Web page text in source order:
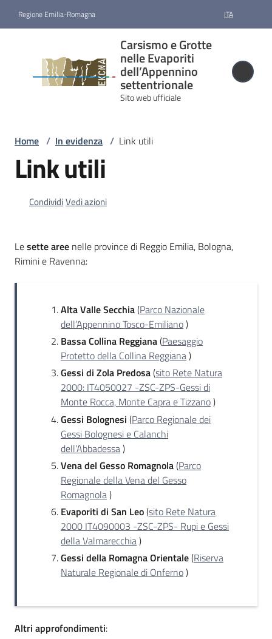
Regione Emilia-Romagna ITA
Carsismo e Grotte
nelle Evaporiti
dell’Appennino
settentrionale
Sito web ufficiale
Carsismo e
Grotte nelle
Evaporiti
dell’Appennino
settentrionale
Candidatura
e
riconoscimento
Cartografia
Home / In evidenza / Link utili
Link utili
CondividiVedi azioni
Lesette aree nelle province di Reggio Emilia, Bologna,
Rimini e Ravenna:
Alta Valle Secchia(Parco Nazionale
dell’Appennino Tosco-Emiliano)
Bassa Collina Reggiana(Paesaggio
Protetto della Collina Reggiana)
Gessi di Zola Predosa(sito Rete Natura
2000: IT4050027 -ZSC-ZPS-Gessi di
Monte Rocca, Monte Capra e Tizzano)
Gessi Bolognesi (Parco Regionale dei
Gessi Bolognesi e Calanchi
dell’Abbadessa)
Vena del Gesso Romagnola(Parco
Regionale della Vena del Gesso
Romagnola)
Evaporiti di San Leo(sito Rete Natura
2000 IT4090003 -ZSC-ZPS- Rupi e Gessi
della Valmarecchia)
Gessi della Romagna Orientale(Riserva
Naturale Regionale di Onferno)
Altri approfondimenti: